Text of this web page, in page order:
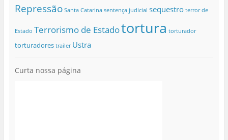
Repressão Santa Catarina sentença judicial sequestro terror de
Estado Terrorismo de Estadotortura torturador
torturadores trailer Ustra
Curta nossa página